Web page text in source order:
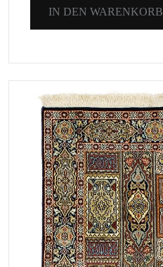
IN DEN WARENKORB